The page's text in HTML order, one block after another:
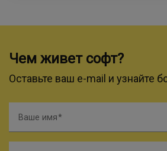
Чем живет софт?
Оставьте ваш e-mail и узнайте
Ваше имя